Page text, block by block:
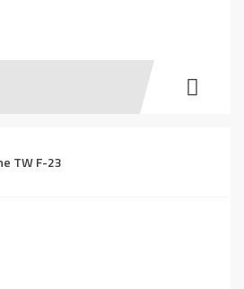
TW F-23